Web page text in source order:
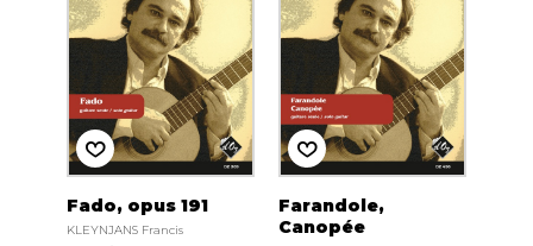
Fado, opus 191
KLEYNJANS Francis
Farandole,
Canopée